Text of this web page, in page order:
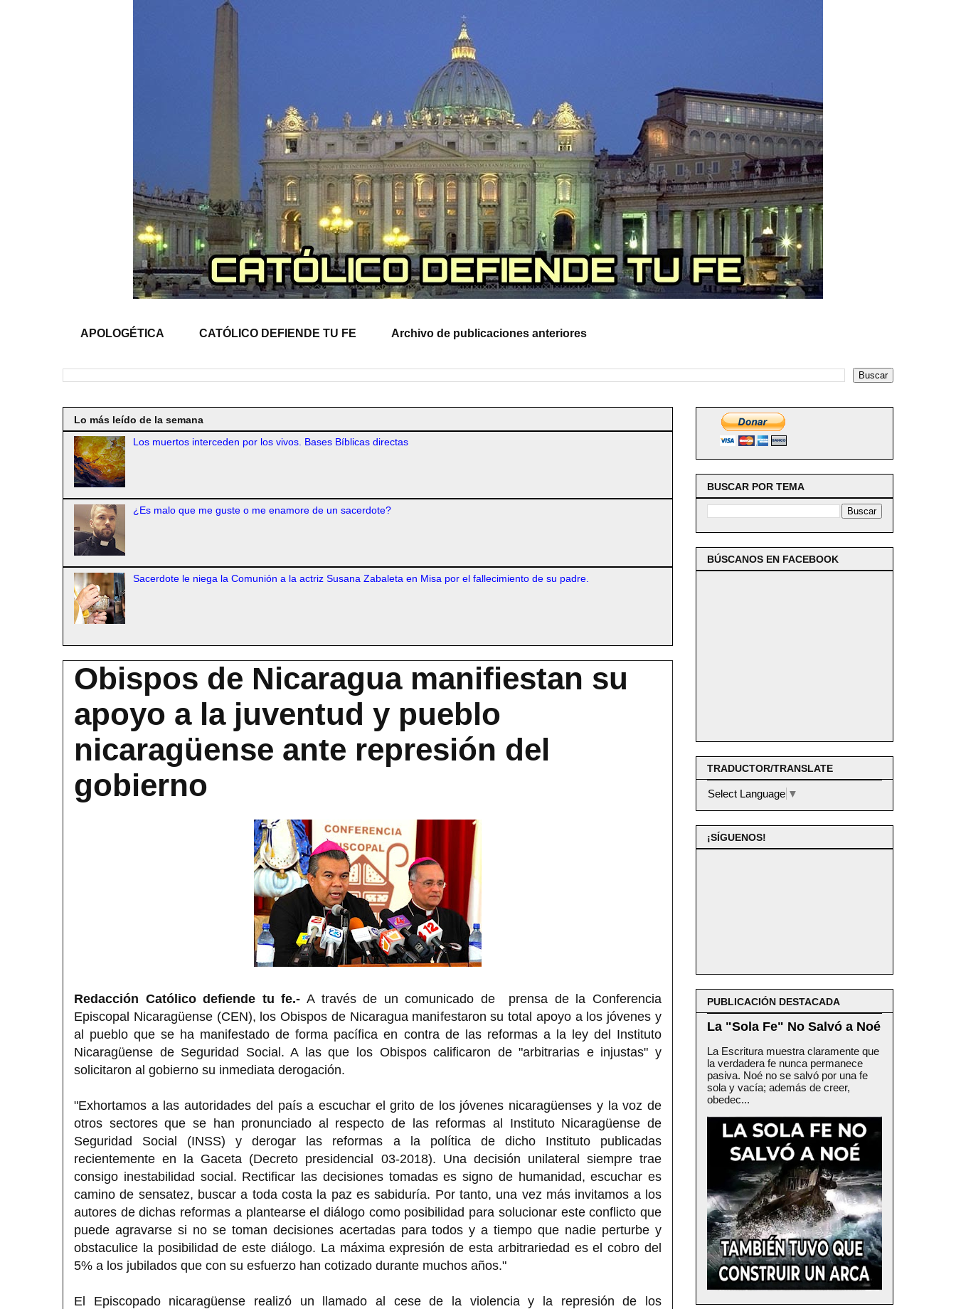
APOLOGÉTICA CATÓLICO DEFIENDE TU FE Archivo de publicaciones anteriores
Lo más leído de la semana
Los muertos interceden por los vivos. Bases Bíblicas directas
¿Es malo que me guste o me enamore de un sacerdote?
Sacerdote le niega la Comunión a la actriz Susana Zabaleta en Misa por el fallecimiento de su padre.
Obispos de Nicaragua manifiestan su
apoyo a la juventud y pueblo
nicaragüense ante represión del
gobierno
Redacción Católico defiende tu fe.- A través de un comunicado de prensa de la Conferencia
Episcopal Nicaragüense (CEN), los Obispos de Nicaragua manifestaron su total apoyo a los jóvenes y
al pueblo que se ha manifestado de forma pacífica en contra de las reformas a la ley del Instituto
Nicaragüense de Seguridad Social. A las que los Obispos calificaron de "arbitrarias e injustas" y
solicitaron al gobierno su inmediata derogación.
"Exhortamos a las autoridades del país a escuchar el grito de los jóvenes nicaragüenses y la voz de
otros sectores que se han pronunciado al respecto de las reformas al Instituto Nicaragüense de
Seguridad Social (INSS) y derogar las reformas a la política de dicho Instituto publicadas
recientemente en la Gaceta (Decreto presidencial 03-2018). Una decisión unilateral siempre trae
consigo inestabilidad social. Rectificar las decisiones tomadas es signo de humanidad, escuchar es
camino de sensatez, buscar a toda costa la paz es sabiduría. Por tanto, una vez más invitamos a los
autores de dichas reformas a plantearse el diálogo como posibilidad para solucionar este conflicto que
puede agravarse si no se toman decisiones acertadas para todos y a tiempo que nadie perturbe y
obstaculice la posibilidad de este diálogo. La máxima expresión de esta arbitrariedad es el cobro del
5% a los jubilados que con su esfuerzo han cotizado durante muchos años."
El Episcopado nicaragüense realizó un llamado al cese de la violencia y la represión de los
BUSCAR POR TEMA
BÚSCANOS EN FACEBOOK
TRADUCTOR/TRANSLATE
Select Language ▼
¡SÍGUENOS!
PUBLICACIÓN DESTACADA
La "Sola Fe" No Salvó a Noé
La Escritura muestra claramente que
la verdadera fe nunca permanece
pasiva. Noé no se salvó por una fe
sola y vacía; además de creer,
obedec...